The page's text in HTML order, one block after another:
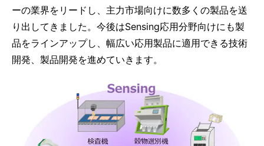
ーの業界をリードし、主力市場向けに数多くの製品を送
り出してきました。今後はSensing応用分野向けにも製
品をラインアップし、幅広い応用製品に適用できる技術
開発、製品開発を進めていきます。